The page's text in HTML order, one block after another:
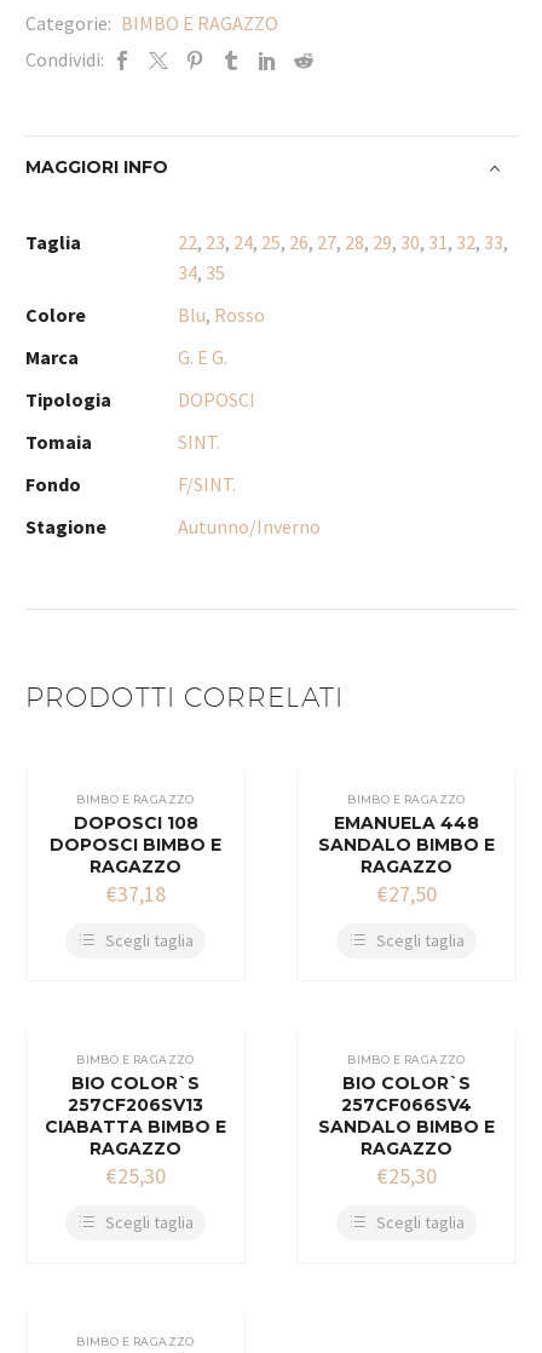
Categorie: BIMBO E RAGAZZO
Condividi:
MAGGIORI INFO
Taglia 22, 23, 24, 25, 26, 27, 28, 29, 30, 31, 32, 33,
34, 35
Colore
Blu, Rosso
Marca
G. E G.
Tipologia
DOPOSCI
Tomaia
SINT.
Fondo
F/SINT.
Stagione
Autunno/Inverno
PRODOTTI CORRELATI
BIMBO E RAGAZZO
DOPOSCI 108
DOPOSCI BIMBO E
RAGAZZO
€37,18
Scegli taglia
BIMBO E RAGAZZO
EMANUELA 448
SANDALO BIMBO E
RAGAZZO
€27,50
Scegli taglia
BIMBO E RAGAZZO
BIO COLOR`S
257CF206SV13
CIABATTA BIMBO E
RAGAZZO
€25,30
Scegli taglia
BIMBO E RAGAZZO
BIO COLOR`S
257CF066SV4
SANDALO BIMBO E
RAGAZZO
€25,30
Scegli taglia
BIMBO E RAGAZZO